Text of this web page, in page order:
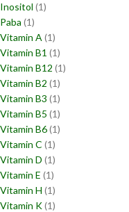
Inositol (1)
Paba (1)
Vitamin A (1)
Vitamin B1 (1)
Vitamin B12 (1)
Vitamin B2 (1)
Vitamin B3 (1)
Vitamin B5 (1)
Vitamin B6(1)
Vitamin C (1)
Vitamin D (1)
Vitamin E (1)
Vitamin H (1)
Vitamin K(1)